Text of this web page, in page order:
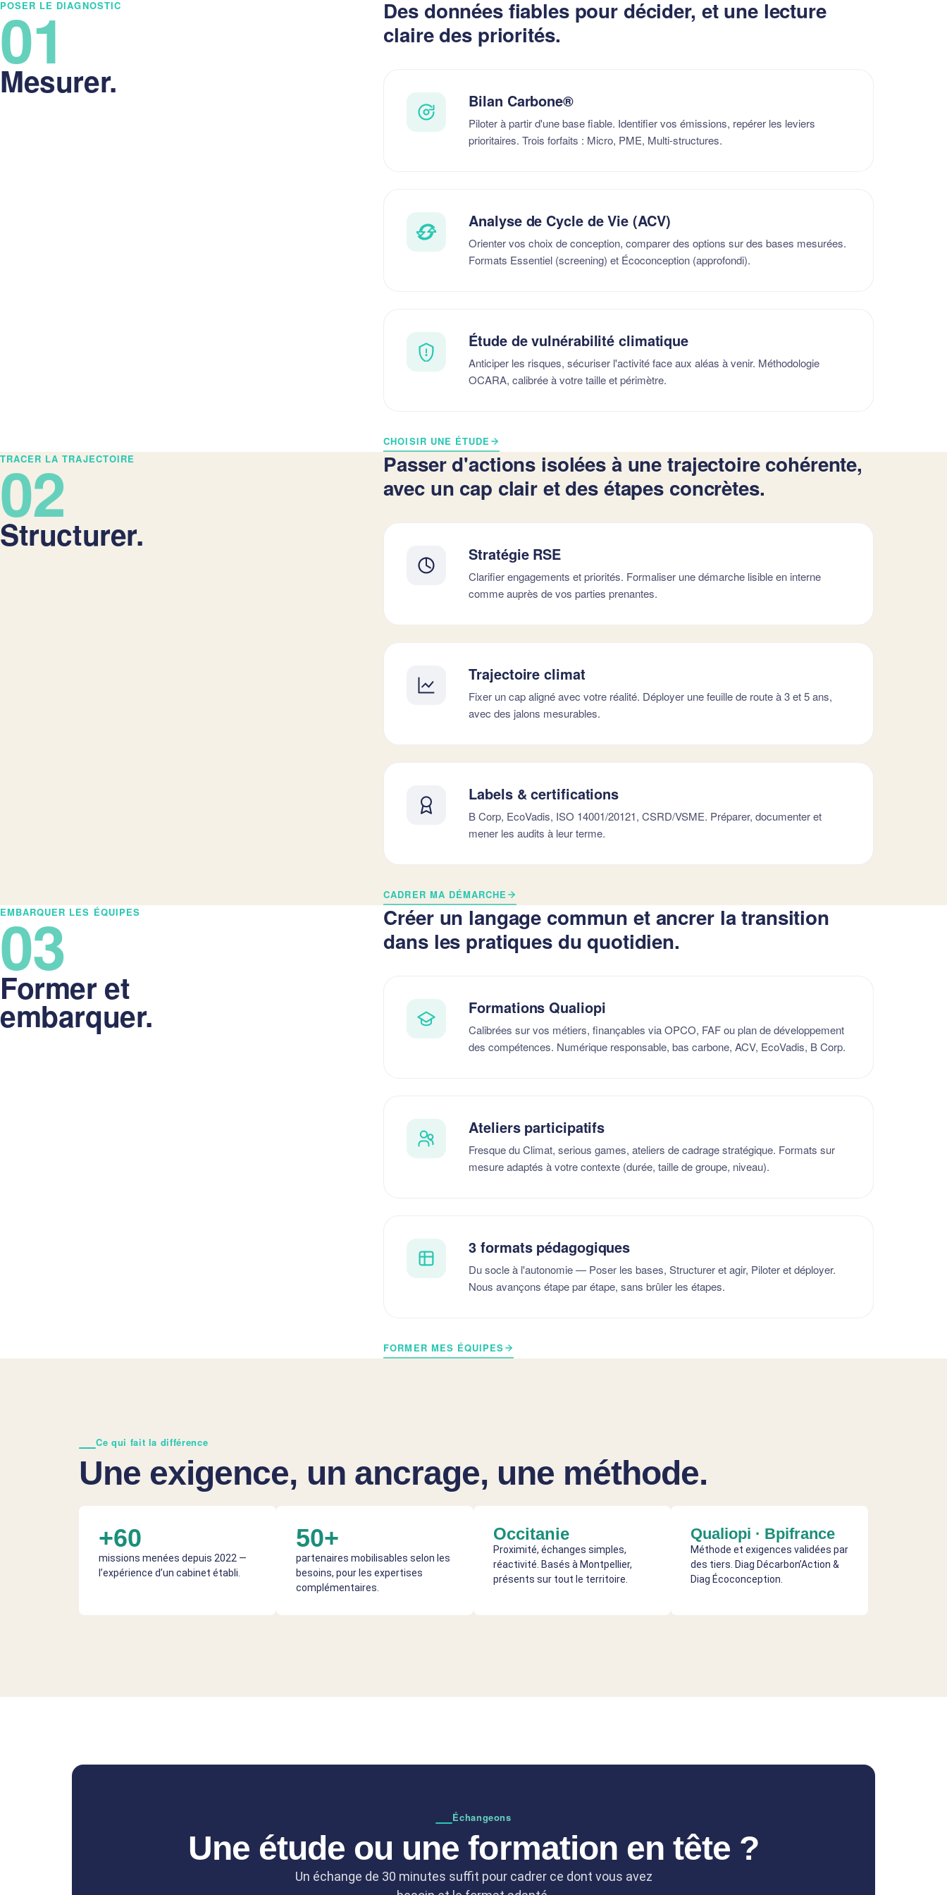
POSER LE DIAGNOSTIC
01
Mesurer.
Des données fiables pour décider, et une lecture
claire des priorités.
Bilan Carbone®
Piloter à partir d'une base fiable. Identifier vos émissions, repérer les leviers
prioritaires. Trois forfaits : Micro, PME, Multi-structures.
Analyse de Cycle de Vie (ACV)
Orienter vos choix de conception, comparer des options sur des bases mesurées.
Formats Essentiel (screening) et Écoconception (approfondi).
Étude de vulnérabilité climatique
Anticiper les risques, sécuriser l'activité face aux aléas à venir. Méthodologie
OCARA, calibrée à votre taille et périmètre.
CHOISIR UNE ÉTUDE
TRACER LA TRAJECTOIRE
02
Structurer.
Passer d'actions isolées à une trajectoire cohérente,
avec un cap clair et des étapes concrètes.
Stratégie RSE
Clarifier engagements et priorités. Formaliser une démarche lisible en interne
comme auprès de vos parties prenantes.
Trajectoire climat
Fixer un cap aligné avec votre réalité. Déployer une feuille de route à 3 et 5 ans,
avec des jalons mesurables.
Labels & certifications
B Corp, EcoVadis, ISO 14001/20121, CSRD/VSME. Préparer, documenter et
mener les audits à leur terme.
CADRER MA DÉMARCHE
EMBARQUER LES ÉQUIPES
03
Former et
embarquer.
Créer un langage commun et ancrer la transition
dans les pratiques du quotidien.
Formations Qualiopi
Calibrées sur vos métiers, finançables via OPCO, FAF ou plan de développement
des compétences. Numérique responsable, bas carbone, ACV, EcoVadis, B Corp.
Ateliers participatifs
Fresque du Climat, serious games, ateliers de cadrage stratégique. Formats sur
mesure adaptés à votre contexte (durée, taille de groupe, niveau).
3 formats pédagogiques
Du socle à l'autonomie — Poser les bases, Structurer et agir, Piloter et déployer.
Nous avançons étape par étape, sans brûler les étapes.
FORMER MES ÉQUIPES
Ce qui fait la différence
Une exigence, un ancrage, une méthode.
+60
missions menées depuis 2022 —
l’expérience d’un cabinet établi.
50+
partenaires mobilisables selon les
besoins, pour les expertises
complémentaires.
Occitanie
Proximité, échanges simples,
réactivité. Basés à Montpellier,
présents sur tout le territoire.
Qualiopi · Bpifrance
Méthode et exigences validées par
des tiers. Diag Décarbon’Action &
Diag Écoconception.
Échangeons
Une étude ou une formation en tête ?
Un échange de 30 minutes suffit pour cadrer ce dont vous avez